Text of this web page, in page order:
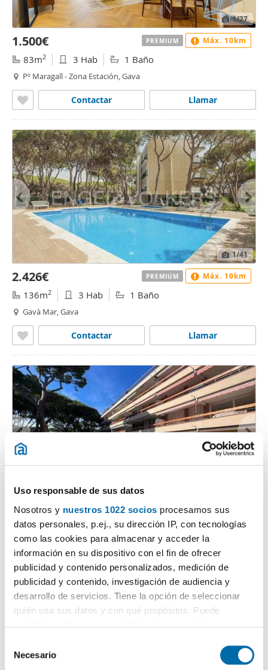
Uso responsable de sus datos
Nosotros y nuestros 1022 socios procesamos sus
datos personales, p.ej., su dirección IP, con tecnologías
como las cookies para almacenar y acceder la
información en su dispositivo con el fin de ofrecer
publicidad y contenido personalizados, medición de
publicidad y contenido, investigación de audiencia y
desarrollo de servicios. Tiene la opción de seleccionar
quién usa sus datos y con qué propósitos. Puede
el Menú de consentimiento.
Necesario
1/27
1.500€
83m2 3 Hab 1 Baño
Pº Maragall - Zona Estación, Gava
Llamar
Contactar
PREMIUM Máx. 10km
1/41
2.426€
136m2 3 Hab 1 Baño
Gavà Mar, Gava
Llamar
Contactar
PREMIUM Máx. 10km
3.900€
165m2 3 Hab 2 Baños
Avenida D'Europa No Number, Gavà Mar, Gava
Llamar
Contactar
PREMIUM Máx. 10km